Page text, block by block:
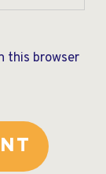
this browser